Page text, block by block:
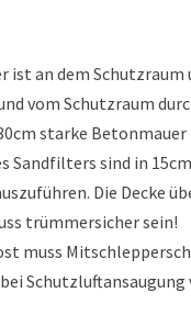
ist an dem Schutzraum
vom Schutzraum
starke Betonmauer
Sandfilters sind in
Die Decke
trümmersicher sein!
muss
Schutzluftansaugung